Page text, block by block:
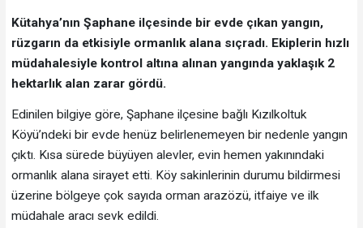
Kütahya’nın Şaphane ilçesinde bir evde çıkan yangın,
rüzgarın da etkisiyle ormanlık alana sıçradı. Ekiplerin hızlı
müdahalesiyle kontrol altına alınan yangında yaklaşık 2
hektarlık alan zarar gördü.
Edinilen bilgiye göre, Şaphane ilçesine bağlı Kızılkoltuk
Köyü’ndeki bir evde henüz belirlenemeyen bir nedenle yangın
çıktı. Kısa sürede büyüyen alevler, evin hemen yakınındaki
ormanlık alana sirayet etti. Köy sakinlerinin durumu bildirmesi
üzerine bölgeye çok sayıda orman arazözü, itfaiye ve ilk
müdahale aracı sevk edildi.